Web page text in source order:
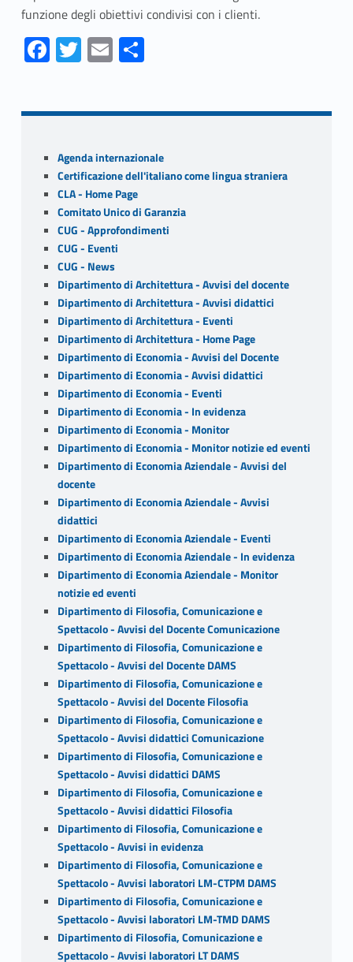
funzione degli obiettivi condivisi con i clienti.
Fa
ce
o
o
k
T
w
er
E
m
l
S
h
e
Sidebar
Agenda internazionale
Certificazione dell'italiano come lingua straniera
CLA - Home Page
Comitato Unico di Garanzia
CUG - Approfondimenti
CUG - Eventi
CUG - News
Dipartimento di Architettura - Avvisi del docente
Dipartimento di Architettura - Avvisi didattici
Dipartimento di Architettura - Eventi
Dipartimento di Architettura - Home Page
Dipartimento di Economia - Avvisi del Docente
Dipartimento di Economia - Avvisi didattici
Dipartimento di Economia - Eventi
Dipartimento di Economia - In evidenza
Dipartimento di Economia - Monitor
Dipartimento di Economia - Monitor notizie ed eventi
Dipartimento di Economia Aziendale - Avvisi del
docente
Dipartimento di Economia Aziendale - Avvisi
didattici
Dipartimento di Economia Aziendale - Eventi
Dipartimento di Economia Aziendale - In evidenza
Dipartimento di Economia Aziendale - Monitor
notizie ed eventi
Dipartimento di Filosofia, Comunicazione e
Spettacolo - Avvisi del Docente Comunicazione
Dipartimento di Filosofia, Comunicazione e
Spettacolo - Avvisi del Docente DAMS
Dipartimento di Filosofia, Comunicazione e
Spettacolo - Avvisi del Docente Filosofia
Dipartimento di Filosofia, Comunicazione e
Spettacolo - Avvisi didattici Comunicazione
Dipartimento di Filosofia, Comunicazione e
Spettacolo - Avvisi didattici DAMS
Dipartimento di Filosofia, Comunicazione e
Spettacolo - Avvisi didattici Filosofia
Dipartimento di Filosofia, Comunicazione e
Spettacolo - Avvisi in evidenza
Dipartimento di Filosofia, Comunicazione e
Spettacolo - Avvisi laboratori LM-CTPM DAMS
Dipartimento di Filosofia, Comunicazione e
Spettacolo - Avvisi laboratori LM-TMD DAMS
Dipartimento di Filosofia, Comunicazione e
Spettacolo - Avvisi laboratori LT DAMS